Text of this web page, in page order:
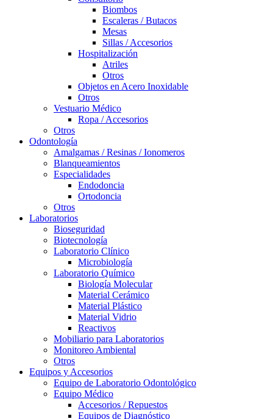
Biombos
Escaleras / Butacos
Mesas
Sillas / Accesorios
Hospitalización
Atriles
Otros
Objetos en Acero Inoxidable
Otros
Vestuario Médico
Ropa / Accesorios
Otros
Odontología
Amalgamas / Resinas / Ionomeros
Blanqueamientos
Especialidades
Endodoncia
Ortodoncia
Otros
Laboratorios
Bioseguridad
Biotecnología
Laboratorio Clínico
Microbiología
Laboratorio Químico
Biología Molecular
Material Cerámico
Material Plástico
Material Vidrio
Reactivos
Mobiliario para Laboratorios
Monitoreo Ambiental
Otros
Equipos y Accesorios
Equipo de Laboratorio Odontológico
Equipo Médico
Accesorios / Repuestos
Equipos de Diagnóstico